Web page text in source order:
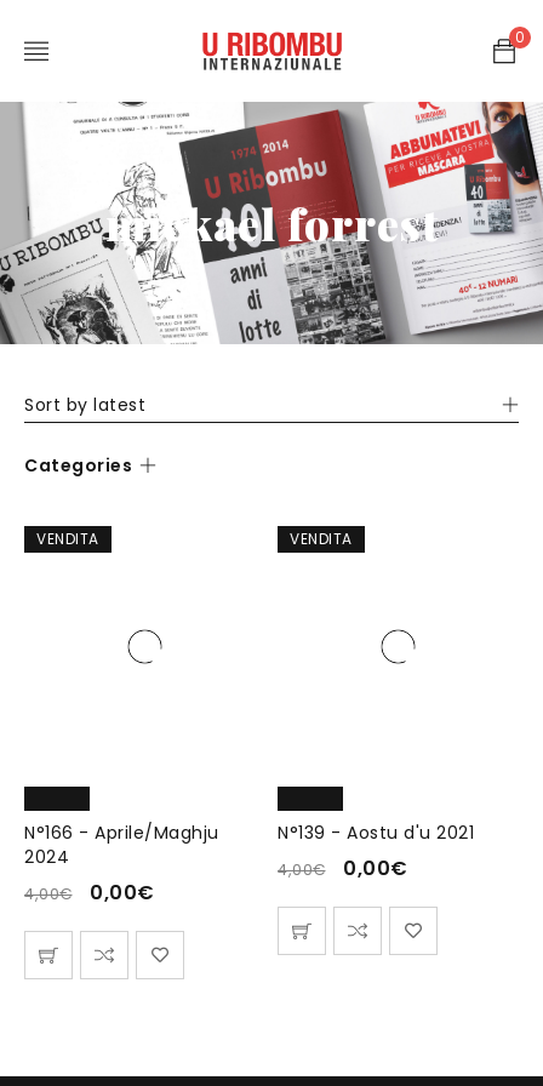
0
mickael forrest
Sort by latest
Categories
VENDITA
N°166 - Aprile/Maghju
2024
4,00€ 0,00€
VENDITA
N°139 - Aostu d'u 2021
4,00€ 0,00€